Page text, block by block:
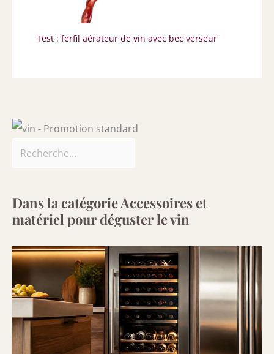
Test : ferfil aérateur de vin avec bec verseur
Dans la catégorie Accessoires et
matériel pour déguster le vin